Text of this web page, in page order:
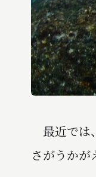
最近では
さがうかが